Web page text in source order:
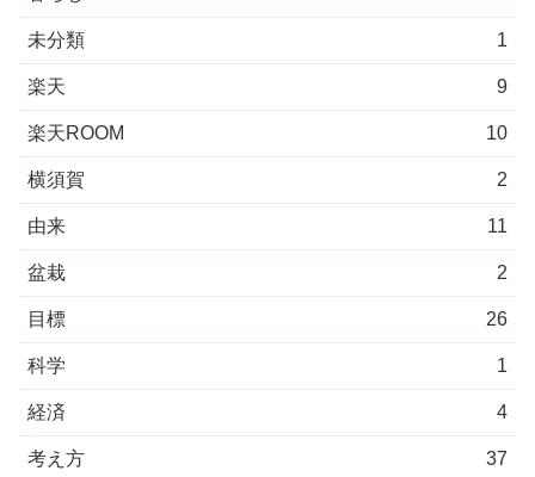
未分類 1
楽天 9
楽天ROOM 10
横須賀 2
由来 11
盆栽 2
目標 26
科学 1
経済 4
考え方 37